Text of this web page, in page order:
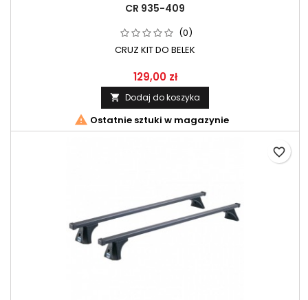
CR 935-409
(0)
CRUZ KIT DO BELEK
129,00 zł
 Dodaj do koszyka
 Ostatnie sztuki w magazynie
favorite_border